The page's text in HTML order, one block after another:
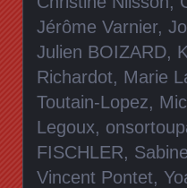
Jérôme Varnier,
Julien BOIZARD,
Richardot, Marie
Toutain-Lopez,
Legoux,
FISCHLER,
Vincent Pontet,